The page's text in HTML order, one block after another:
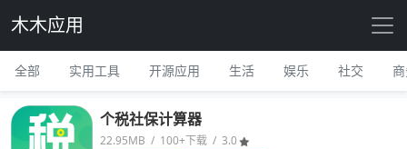
木木应用
全部 实用工具 开源应用 生活 娱乐 社交
个税社保计算器
22.95MB / 100+下载 / 3.0